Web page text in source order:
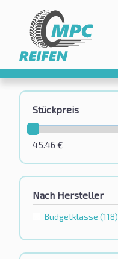
Stückpreis
45.46 €
Nach Hersteller
Budgetklassе (118)